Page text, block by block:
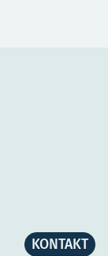
KONTAKT